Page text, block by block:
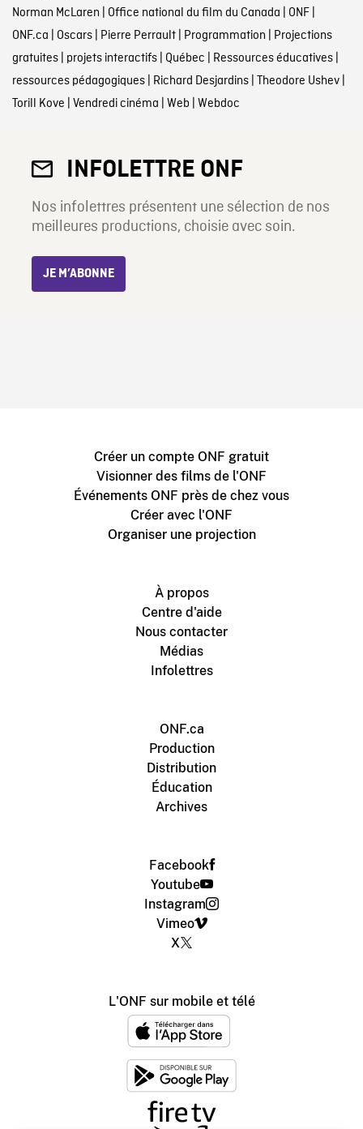
Norman McLaren | Office national du film du Canada | ONF|
ONF.ca | Oscars| Pierre Perrault| Programmation | Projections
gratuites| projets interactifs| Québec | Ressources éducatives|
ressources pédagogiques| Richard Desjardins| Theodore Ushev|
Torill Kove | Vendredi cinéma | Web | Webdoc
INFOLETTRE ONF
Nos infolettres présentent une sélection de nos
meilleures productions, choisie avec soin.
JE M’ABONNE
Créer un compte ONF gratuit
Visionner des films de l'ONF
Événements ONF près de chez vous
Créer avec l'ONF
Organiser une projection
À propos
Centre d'aide
Nous contacter
Médias
Infolettres
ONF.ca
Production
Distribution
Éducation
Archives
Facebook
Youtube
Instagram
Vimeo
X
L'ONF sur mobile et télé